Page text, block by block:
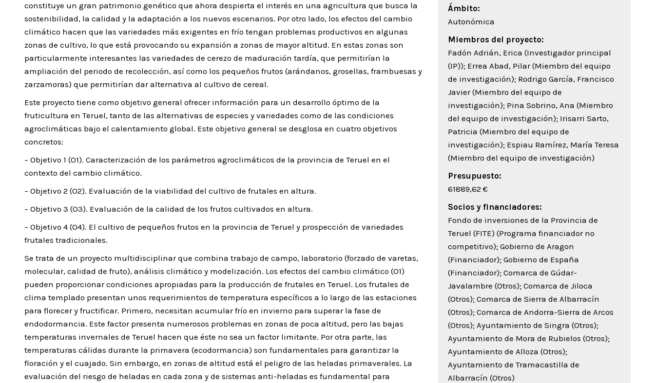
constituye un gran patrimonio genético que ahora despierta el interés en una agricultura que busca la
sostenibilidad, la calidad y la adaptación a los nuevos escenarios. Por otro lado, los efectos del cambio
climático hacen que las variedades más exigentes en frío tengan problemas productivos en algunas
zonas de cultivo, lo que está provocando su expansión a zonas de mayor altitud. En estas zonas son
particularmente interesantes las variedades de cerezo de maduración tardía, que permitirían la
ampliación del periodo de recolección, así como los pequeños frutos (arándanos, grosellas, frambuesas y
zarzamoras) que permitirían dar alternativa al cultivo de cereal.
Este proyecto tiene como objetivo general ofrecer información para un desarrollo óptimo de la
fruticultura en Teruel, tanto de las alternativas de especies y variedades como de las condiciones
agroclimáticas bajo el calentamiento global. Este objetivo general se desglosa en cuatro objetivos
concretos:
– Objetivo 1 (O1). Caracterización de los parámetros agroclimáticos de la provincia de Teruel en el
contexto del cambio climático.
– Objetivo 2 (O2). Evaluación de la viabilidad del cultivo de frutales en altura.
– Objetivo 3 (O3). Evaluación de la calidad de los frutos cultivados en altura.
– Objetivo 4 (O4). El cultivo de pequeños frutos en la provincia de Teruel y prospección de variedades
frutales tradicionales.
Se trata de un proyecto multidisciplinar que combina trabajo de campo, laboratorio (forzado de varetas,
molecular, calidad de fruto), análisis climático y modelización. Los efectos del cambio climático (O1)
pueden proporcionar condiciones apropiadas para la producción de frutales en Teruel. Los frutales de
clima templado presentan unos requerimientos de temperatura específicos a lo largo de las estaciones
para florecer y fructificar. Primero, necesitan acumular frío en invierno para superar la fase de
endodormancia. Este factor presenta numerosos problemas en zonas de poca altitud, pero las bajas
temperaturas invernales de Teruel hacen que éste no sea un factor limitante. Por otra parte, las
temperaturas cálidas durante la primavera (ecodormancia) son fundamentales para garantizar la
floración y el cuajado. Sin embargo, en zonas de altitud está el peligro de las heladas primaverales. La
evaluación del riesgo de heladas en cada zona y de sistemas anti-heladas es fundamental para
Ámbito:
Autonómica
Miembros del proyecto:
Fadón Adrián, Erica (Investigador principal
(IP)); Errea Abad, Pilar (Miembro del equipo
de investigación); Rodrigo García, Francisco
Javier (Miembro del equipo de
investigación); Pina Sobrino, Ana (Miembro
del equipo de investigación); Irisarri Sarto,
Patricia (Miembro del equipo de
investigación); Espiau Ramírez, María Teresa
(Miembro del equipo de investigación)
Presupuesto:
61889,62 €
Socios y financiadores:
Fondo de inversiones de la Provincia de
Teruel (FITE) (Programa financiador no
competitivo); Gobierno de Aragon
(Financiador); Gobierno de España
(Financiador); Comarca de Gúdar-
Javalambre (Otros); Comarca de Jiloca
(Otros); Comarca de Sierra de Albarracín
(Otros); Comarca de Andorra-Sierra de Arcos
(Otros); Ayuntamiento de Singra (Otros);
Ayuntamiento de Mora de Rubielos (Otros);
Ayuntamiento de Alloza (Otros);
Ayuntamiento de Tramacastilla de
Albarracín (Otros)